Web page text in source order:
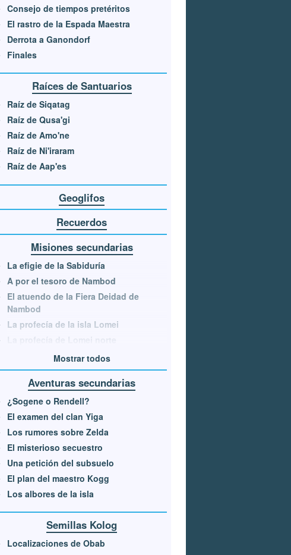
Consejo de tiempos pretéritos
El rastro de la Espada Maestra
Derrota a Ganondorf
Finales
Raíces de Santuarios
Raíz de Siqatag
Raíz de Qusa'gi
Raíz de Amo'ne
Raíz de Ni'iraram
Raíz de Aap'es
Geoglifos
Recuerdos
Misiones secundarias
La efigie de la Sabiduría
A por el tesoro de Nambod
El atuendo de la Fiera Deidad de
Nambod
La profecía de la isla Lomei
La profecía de Lomei norte
Mostrar todos
Aventuras secundarias
¿Sogene o Rendell?
El examen del clan Yiga
Los rumores sobre Zelda
El misterioso secuestro
Una petición del subsuelo
El plan del maestro Kogg
Los albores de la isla
Semillas Kolog
Localizaciones de Obab